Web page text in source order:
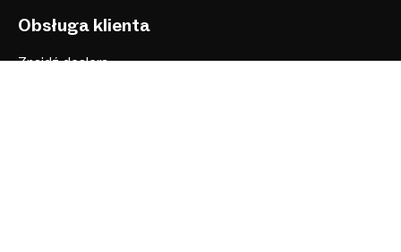
Obsługa klienta
Znajdź dealera